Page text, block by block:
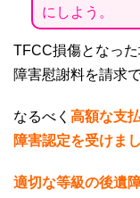
にしよう。
TFCC損傷となっ
障害慰謝料を請求
なるべく 高額な支
障害認定を受けま
適切な等級の後遺